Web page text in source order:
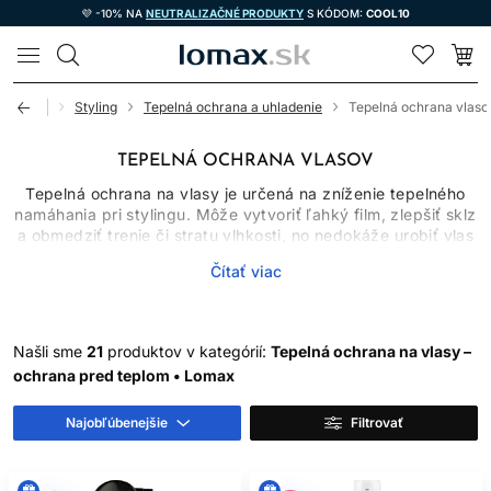
💜 -10% NA NEUTRALIZAČNÉ PRODUKTY S KÓDOM: COOL10
LOMAX
Styling Tepelná ochrana a uhladenie Tepelná ochrana
TEPELNÁ OCHRANA VLASOV
Tepelná ochrana na vlasy je určená na zníženie tepelného
namáhania pri stylingu. Môže vytvoriť ľahký film, zlepšiť sklz
a obmedziť trenie či stratu vlhkosti, no nedokáže urobiť vlas
množstva, teploty, času kontaktu aj stavu vlasov. Najlepšou
SPREJ NA VLASY NIE JE
VŽDY TERMO OCHRANA
Označenie sprej na vlasy opisuje formu aplikácie, nie
nemusia poskytovať ochranu pred teplom. Vyberajte iba
Čítať viac
Našli sme 21 produktov v kategórií: Tepelná ochrana na vlasy –
ochrana pred teplom • Lomax
Najobľúbenejšie Filtrovať